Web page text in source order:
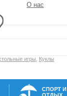
О нас
игры Куклы
СПОРТ И
ОТДЫХ